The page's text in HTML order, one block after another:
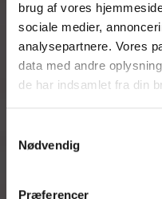
brug af vores
sociale medier,
analysepartnere. Vores
data med andre
de har indsamlet fra din
Nødvendig
Præferencer
Omfattende